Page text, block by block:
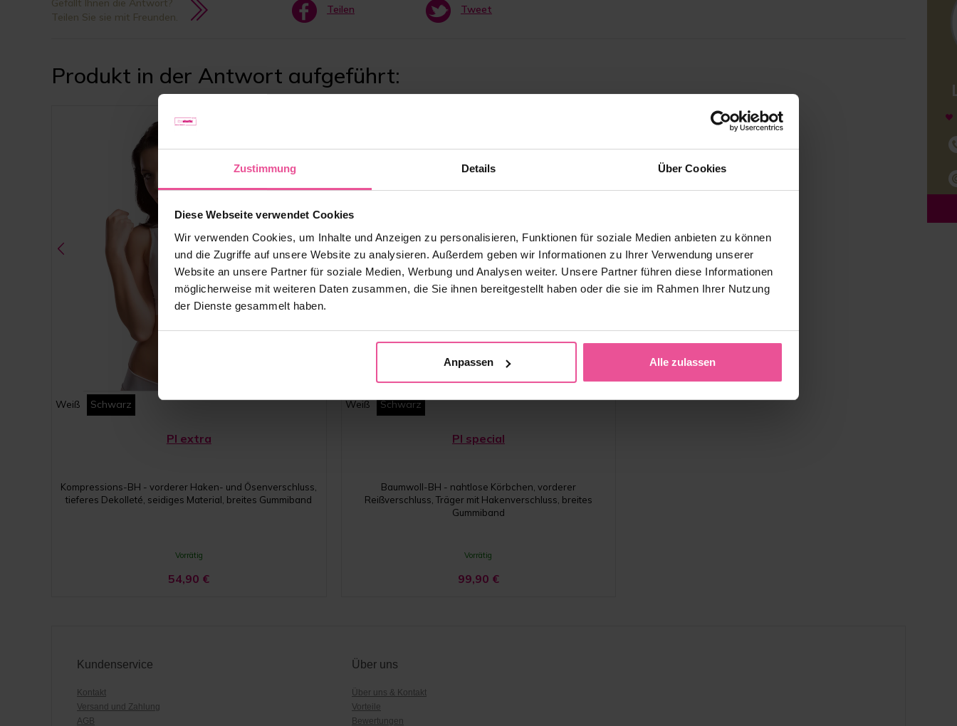
Zustimmung Details Über Cookies
Diese Webseite verwendet Cookies
Wir verwenden Cookies, um Inhalte und Anzeigen zu personalisieren, Funktionen für soziale Medien anbieten zu können
und die Zugriffe auf unsere Website zu analysieren. Außerdem geben wir Informationen zu Ihrer Verwendung unserer
Website an unsere Partner für soziale Medien, Werbung und Analysen weiter. Unsere Partner führen diese Informationen
möglicherweise mit weiteren Daten zusammen, die Sie ihnen bereitgestellt haben oder die sie im Rahmen Ihrer Nutzung
der Dienste gesammelt haben.
Anpassen Alle zulassen
Gefällt Ihnen die Antwort?
Teilen Sie sie mit Freunden.
Teilen Tweet
Produkt in der Antwort aufgeführt:
Weiß Schwarz
PI extra
Kompressions-BH - vorderer Haken- und Ösenverschluss,
tieferes Dekolleté, seidiges Material, breites Gummiband
Vorrätig
54,90 €
Weiß Schwarz
PI special
Baumwoll-BH - nahtlose Körbchen, vorderer
Reißverschluss, Träger mit Hakenverschluss, breites
Gummiband
Vorrätig
99,90 €
Kundenservice
Kontakt
Versand und Zahlung
AGB
Über uns
Über uns & Kontakt
Vorteile
Bewertungen